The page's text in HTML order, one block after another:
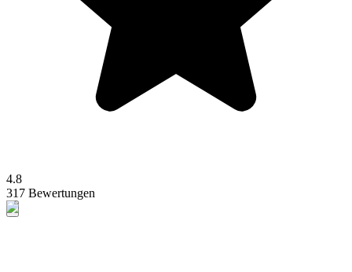
4.8
317 Bewertungen